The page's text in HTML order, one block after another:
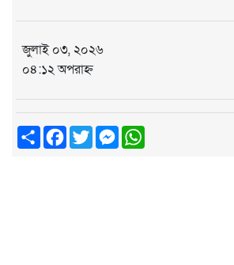
জুলাই ০৩, ২০২৬
০৪:১২ অপরাহ্ন
ShareFacebook
TwitterMessenger